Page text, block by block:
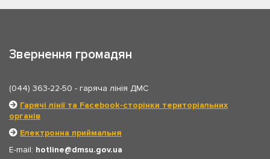
Звернення громадян
(044) 363-22-50 - гаряча лінія ДМС
Гарячі лінії та Facebook-сторінки територіальних
органів
Електронна приймальня
E-mail: hotline
dmsu.gov.ua